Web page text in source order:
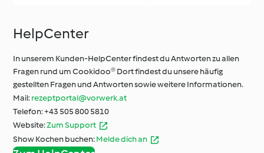
HelpCenter
In unserem Kunden-HelpCenter findest du Antworten zu allen
Fragen rund um Cookidoo® Dort findest du unsere häufig
gestellten Fragen und Antworten sowie weitere Informationen.
Mail:rezeptportal@vorwerk.at
Telefon: +43 505 800 5810
Website:Zum Support
Show Kochen buchen:Melde dich an